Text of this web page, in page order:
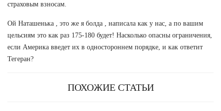
страховым взносам.
Ой Наташенька , это же я болда , написала как у нас, а по вашим
цельсиям это как раз 175-180 будет! Насколько опасны ограничения,
если Америка введет их в одностороннем порядке, и как ответит
Тегеран?
ПОХОЖИЕ СТАТЬИ